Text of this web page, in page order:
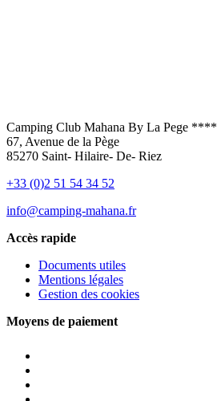
Camping Club Mahana By La Pege ****
67, Avenue de la Pège
85270 Saint- Hilaire- De- Riez
+33 (0)2 51 54 34 52
info@camping-mahana.fr
Accès rapide
Documents utiles
Mentions légales
Gestion des cookies
Moyens de paiement